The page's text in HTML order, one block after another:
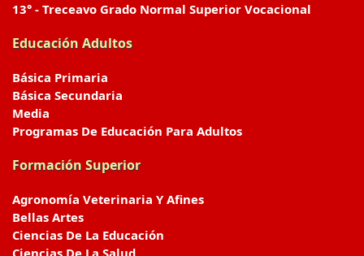
13° - Treceavo Grado Normal Superior Vocacional
Educación Adultos
Básica Primaria
Básica Secundaria
Media
Programas De Educación Para Adultos
Formación Superior
Agronomía Veterinaria Y Afines
Bellas Artes
Ciencias De La Educación
Ciencias De La Salud